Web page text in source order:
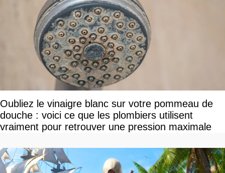
Oubliez le vinaigre blanc sur votre pommeau de
douche : voici ce que les plombiers utilisent
vraiment pour retrouver une pression maximale